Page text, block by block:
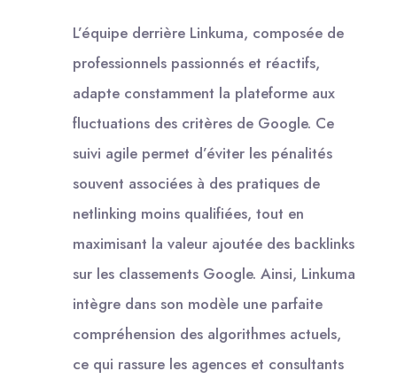
L’équipe derrière Linkuma, composée de
professionnels passionnés et réactifs,
adapte constamment la plateforme aux
fluctuations des critères de Google. Ce
suivi agile permet d’éviter les pénalités
souvent associées à des pratiques de
netlinking moins qualifiées, tout en
maximisant la valeur ajoutée des backlinks
sur les classements Google. Ainsi, Linkuma
intègre dans son modèle une parfaite
compréhension des algorithmes actuels,
ce qui rassure les agences et consultants